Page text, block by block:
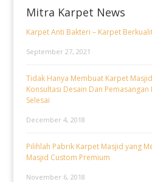
Mitra Karpet News
Karpet Anti Bakteri – Karpet
September 27, 2021
Tidak Hanya Membuat Karpet
Konsultasi Desain Dan
Selesai
December 4, 2018
Pilihlah Pabrik Karpet Masjid yang
Masjid Custom Premium
November 6, 2018